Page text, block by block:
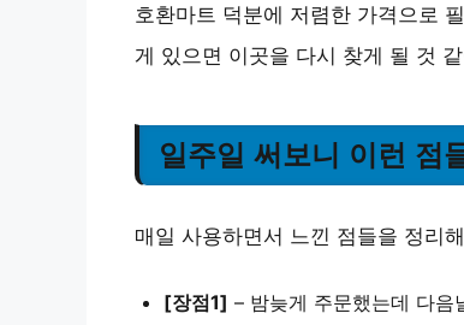
호환마트 덕분에 저렴한 가격으로
게 있으면 이곳을 다시 찾게 될 것
일주일 써보니 이런 점
매일 사용하면서 느낀 점들을 정리
[장점1] – 밤늦게 주문했는데 다음